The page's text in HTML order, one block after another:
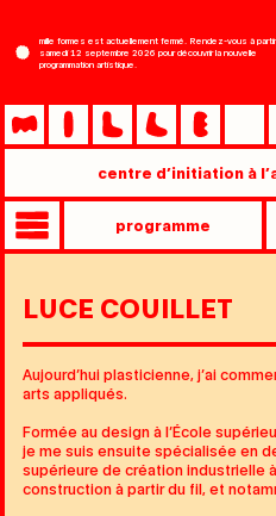
contenu
mille formes est actuellement fermé. Rendez-vous à
samedi 12 septembre 2026 pour découvrir la nouvelle
programmation artistique.
centre d’initiation à
Entrée
rapide
programme
niveau
LUCE COUILLET
Aujourd’hui plasticienne, j’ai
arts appliqués.
Formée au design à l’École
je me suis ensuite spécialisée en
supérieure de création industrielle
construction à partir du fil, et